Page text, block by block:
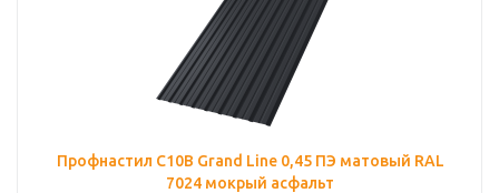
Профнастил С10B Grand Line 0,45 ПЭ матовый RAL
7024 мокрый асфальт